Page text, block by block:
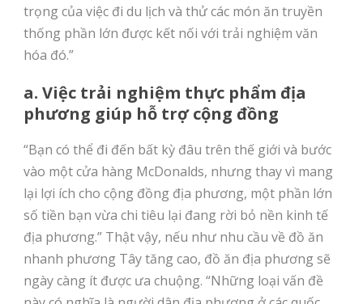
trọng của việc đi du lịch và thử các món ăn truyền
thống phần lớn được kết nối với trải nghiệm văn
hóa đó.”
a. Việc trải nghiệm thực phẩm địa
phương giúp hỗ trợ cộng đồng
“Bạn có thể đi đến bất kỳ đâu trên thế giới và bước
vào một cửa hàng McDonalds, nhưng thay vì mang
lại lợi ích cho cộng đồng địa phương, một phần lớn
số tiền bạn vừa chi tiêu lại đang rời bỏ nền kinh tế
địa phương.” Thật vậy, nếu như nhu cầu về đồ ăn
nhanh phương Tây tăng cao, đồ ăn địa phương sẽ
ngày càng ít được ưa chuộng. “Những loại vấn đề